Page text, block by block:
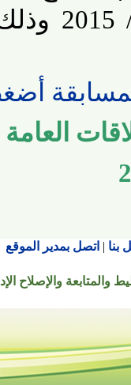
للعام الدراسى
أضغط
العامة
| اتصل بمدير الموقع
والإصلاح الإداري